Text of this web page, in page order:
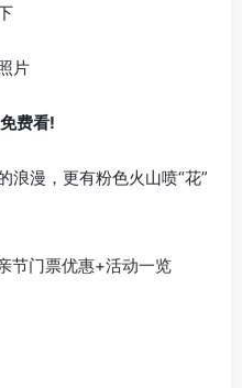
片
费看!
漫，更有粉色火山喷“花”